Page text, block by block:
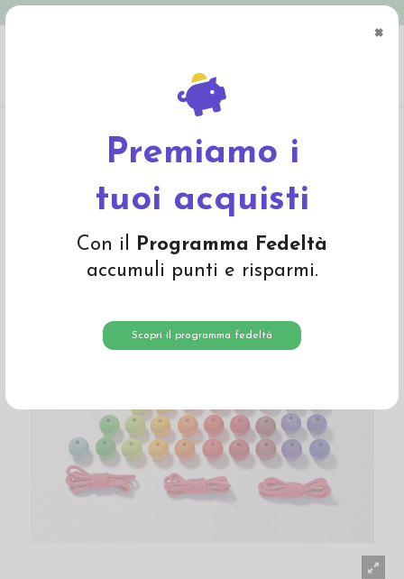
×
Premiamo i
tuoi acquisti
Con il Programma Fedeltà
accumuli punti e risparmi.
Scopri il programma fedeltà